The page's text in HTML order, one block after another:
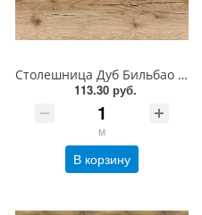
Столешница Дуб Бильбао Натуральный FS2020 W1 Form Style Форма и Стиль
113.30 руб.
м
В корзину